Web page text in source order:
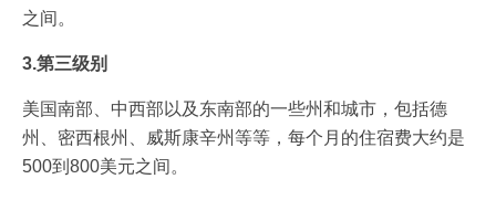
之间。
3.第三级别
美国南部、中西部以及东南部的一些州和城市，包括德
州、密西根州、威斯康辛州等等，每个月的住宿费大约是
500到800美元之间。